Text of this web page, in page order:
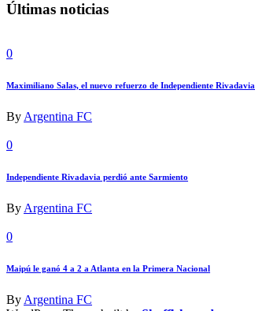
Últimas noticias
0
Maximiliano Salas, el nuevo refuerzo de Independiente Rivadavia
By Argentina FC
0
Independiente Rivadavia perdió ante Sarmiento
By Argentina FC
0
Maipú le ganó 4 a 2 a Atlanta en la Primera Nacional
By Argentina FC